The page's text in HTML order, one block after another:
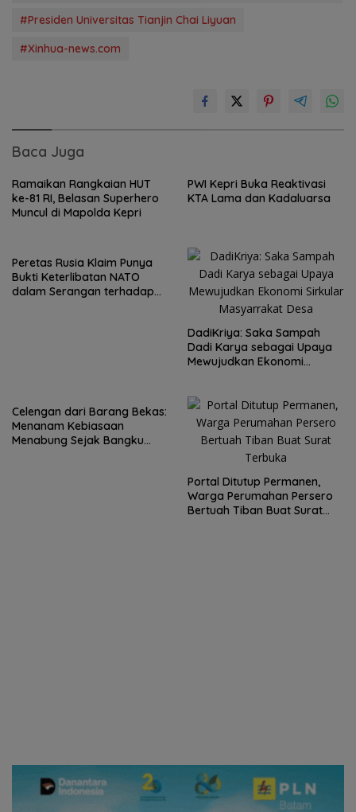
#Presiden Universitas Tianjin Chai Liyuan
#Xinhua-news.com
Baca Juga
Ramaikan Rangkaian HUT
ke-81 RI, Belasan Superhero
Muncul di Mapolda Kepri
PWI Kepri Buka Reaktivasi
KTA Lama dan Kadaluarsa
Peretas Rusia Klaim Punya
Bukti Keterlibatan NATO
dalam Serangan terhadap
DadiKriya: Saka Sampah
Dadi Karya sebagai Upaya
Mewujudkan Ekonomi
Celengan dari Barang Bekas:
Menanam Kebiasaan
Menabung Sejak Bangku
Portal Ditutup Permanen,
Warga Perumahan Persero
Bertuah Tiban Buat Surat